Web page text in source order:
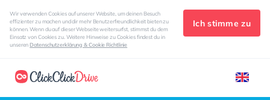
Wir verwenden Cookies auf unserer Website, um deinen Besuch
effizienter zu machen und dir mehr Benutzerfreundlichkeit bieten zu
können. Wenn du auf dieser Webseite weitersurfst, stimmst du dem
Einsatz von Cookies zu. Weitere Hinweise zu Cookies findest du in
unserenDatenschutzerklärung & Cookie Richtlinie
Ich stimme zu